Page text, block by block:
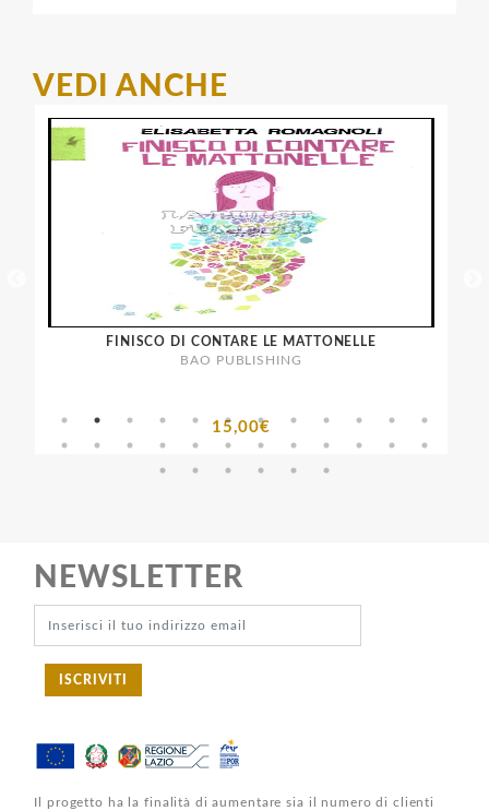
VEDI ANCHE
FINISCO DI CONTARE LE MATTONELLE
BAO PUBLISHING
15,00€
NEWSLETTER
ISCRIVITI
Il progetto ha la finalità di aumentare sia il numero di clienti